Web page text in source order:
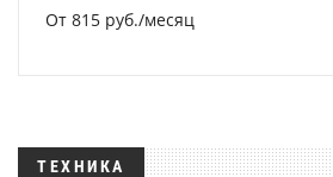
От 815 руб./месяц
ТЕХНИКА